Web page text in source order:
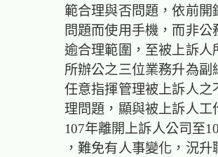
範合理與否問題，依前
問題而使用手機，而非
逾合理範圍，至被上訴
所辦公之三位業務升為
任意指揮管理被上訴人
理問題，顯與被上訴人
107年離開上訴人公司至
，難免有人事變化，況升職